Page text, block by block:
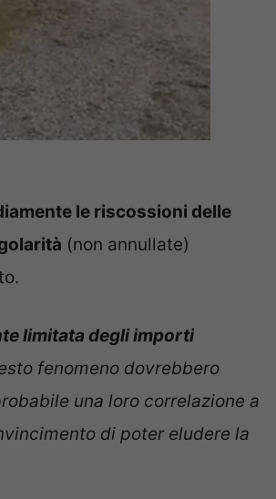
le riscossioni delle
(non annullate)
limitata degli importi
fenomeno dovrebbero
una loro correlazione a
di poter eludere la